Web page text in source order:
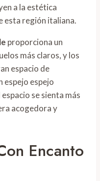
a la estética
esta región italiana.
proporciona un
más claros, y los
espacio de
espejo espejo
se sienta más
acogedora y
Encanto